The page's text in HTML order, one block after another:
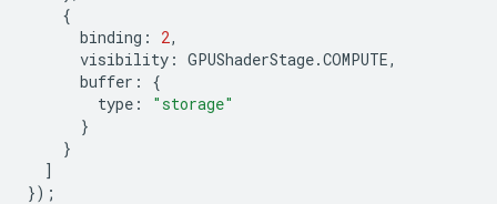
{
binding : 2,
visibility : GPUShaderStage.COMPUTE,
buffer :
{
type :
"storage"
}
}
]
});